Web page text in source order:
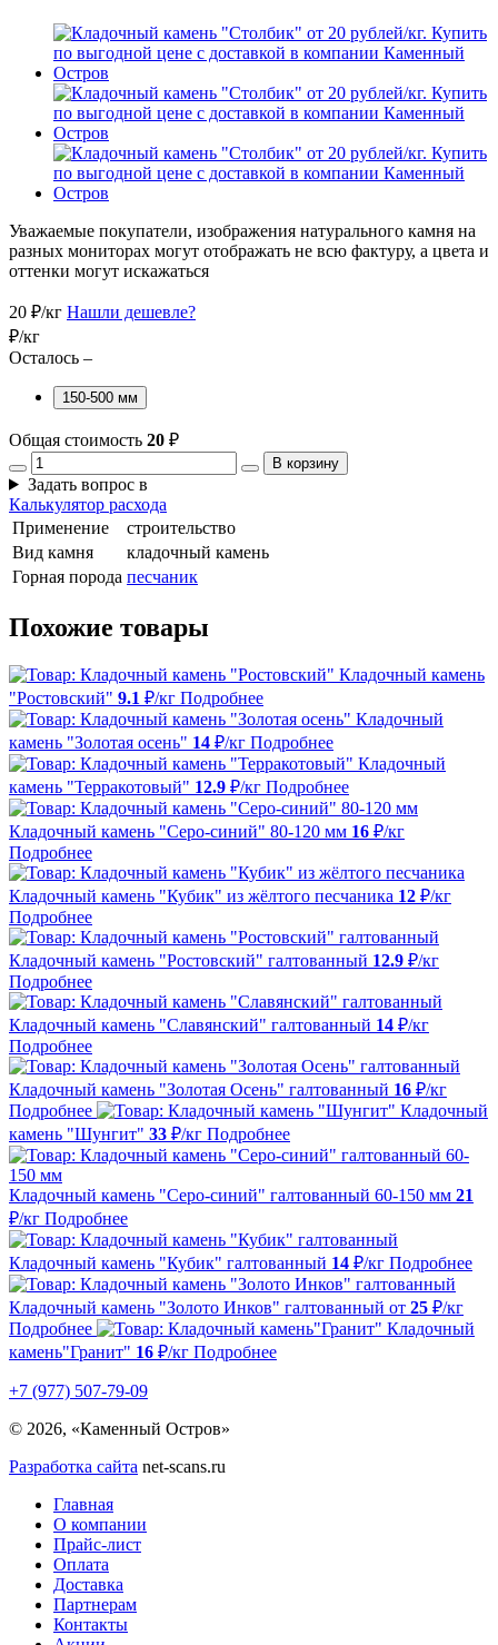
Уважаемые покупатели, изображения натурального камня на
разных мониторах могут отображать не всю фактуру, а цвета и
оттенки могут искажаться
20 ₽/кг Нашли дешевле?
₽/кг
Осталось –
150-500 мм
Общая стоимость 20 ₽
В корзину
Задать вопрос в
Калькулятор расхода
Применение
строительство
Вид камня
кладочный камень
Горная порода песчаник
Похожие товары
Кладочный камень
"Ростовский" 9.1 ₽/кг Подробнее
Кладочный
камень "Золотая осень" 14 ₽/кг Подробнее
Кладочный
камень "Терракотовый" 12.9 ₽/кг Подробнее
Кладочный камень "Серо-синий" 80-120 мм 16 ₽/кг
Подробнее
Кладочный камень "Кубик" из жёлтого песчаника 12 ₽/кг
Подробнее
Кладочный камень "Ростовский" галтованный 12.9 ₽/кг
Подробнее
Кладочный камень "Славянский" галтованный 14 ₽/кг
Подробнее
Кладочный камень "Золотая Осень" галтованный 16 ₽/кг
Подробнее
Кладочный
камень "Шунгит" 33 ₽/кг Подробнее
Кладочный камень "Серо-синий" галтованный 60-150 мм 21
₽/кг Подробнее
Кладочный камень "Кубик" галтованный 14 ₽/кг Подробнее
Кладочный камень "Золото Инков" галтованный от 25 ₽/кг
Подробнее
Кладочный
камень"Гранит" 16 ₽/кг Подробнее
+7 (977) 507-79-09
© 2026, «Каменный Остров»
Разработка сайта net-scans.ru
Главная
О компании
Прайс-лист
Оплата
Доставка
Партнерам
Контакты